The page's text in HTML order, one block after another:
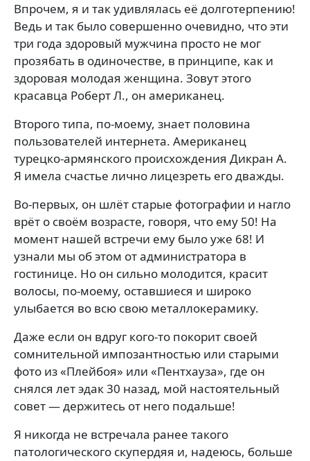
Впрочем, я и так удивлялась её долготерпению!
Ведь и так было совершенно очевидно, что эти
три года здоровый мужчина просто не мог
прозябать в одиночестве, в принципе, как и
здоровая молодая женщина. Зовут этого
красавца Роберт Л., он американец.
Второго типа, по-моему, знает половина
пользователей интернета. Американец
турецко-армянского происхождения Дикран А.
Я имела счастье лично лицезреть его дважды.
Во-первых, он шлёт старые фотографии и нагло
врёт о своём возрасте, говоря, что ему 50! На
момент нашей встречи ему было уже 68! И
узнали мы об этом от администратора в
гостинице. Но он сильно молодится, красит
волосы, по-моему, оставшиеся и широко
улыбается во всю свою металлокерамику.
Даже если он вдруг кого-то покорит своей
сомнительной импозантностью или старыми
фото из «Плейбоя» или «Пентхауза», где он
снялся лет эдак 30 назад, мой настоятельный
совет — держитесь от него подальше!
Я никогда не встречала ранее такого
патологического скупердяя и, надеюсь, больше